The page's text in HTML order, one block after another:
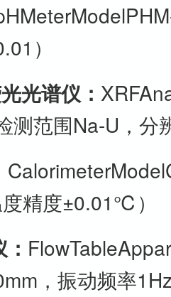
）
光谱仪：
测范围Na-U，分
精度±0.01℃）
，振动频率